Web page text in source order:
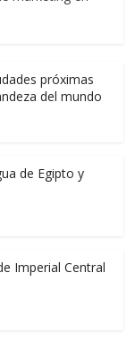
próximas
del mundo
de Egipto y
Imperial Central